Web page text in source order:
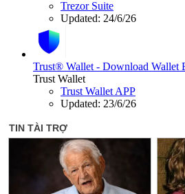
Trezor Suite
Updated: 24/6/26
Trust® Wallet - Download Wallet
Trust Wallet
Trust Wallet APP
Updated: 23/6/26